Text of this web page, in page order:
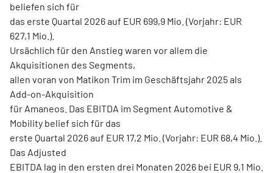
beliefen sich für
das erste Quartal 2026 auf EUR 699,9 Mio. (Vorjahr: EUR
627,1 Mio.).
Ursächlich für den Anstieg waren vor allem die
Akquisitionen des Segments,
allen voran von Matikon Trim im Geschäftsjahr 2025 als
Add-on-Akquisition
für Amaneos. Das EBITDA im Segment Automotive &
Mobility belief sich für das
erste Quartal 2026 auf EUR 17,2 Mio. (Vorjahr: EUR 68,4 Mio.).
Das Adjusted
EBITDA lag in den ersten drei Monaten 2026 bei EUR 9,1 Mio.